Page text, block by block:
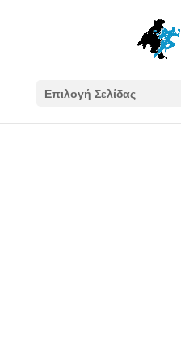
Επιλογή Σελίδας